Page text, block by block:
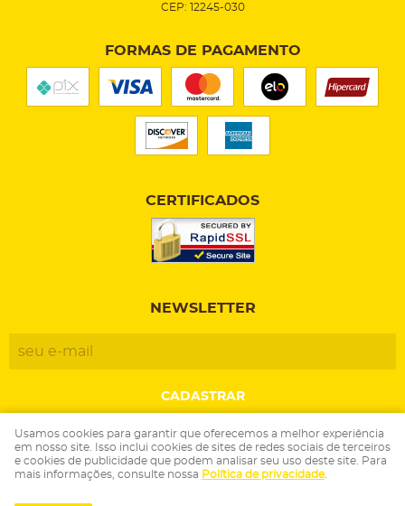
CEP: 12245-030
FORMAS DE PAGAMENTO
CERTIFICADOS
NEWSLETTER
CADASTRAR
Maya Artesanato e Papelaria LTDA
CNPJ: 41.606.148/0001-51
Usamos cookies para garantir que oferecemos a melhor experiência
em nosso site. Isso inclui cookies de sites de redes sociais de terceiros
e cookies de publicidade que podem analisar seu uso deste site. Para
mais informações, consulte nossa Política de privacidade.